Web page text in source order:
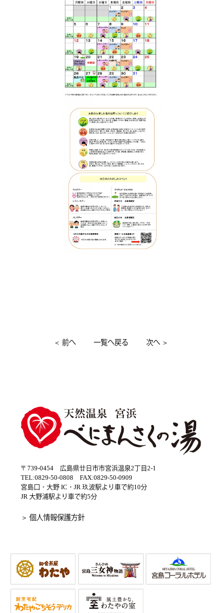
＜前へ 一覧へ戻る 次へ＞
〒739-0454 広島県廿日市市宮浜温泉2丁目2-1
TEL:0829-50-0808 FAX:0829-50-0909
宮島口・大野 IC・JR 玖波駅より車で約10分
JR 大野浦駅より車で約5分
＞ 個人情報保護方針